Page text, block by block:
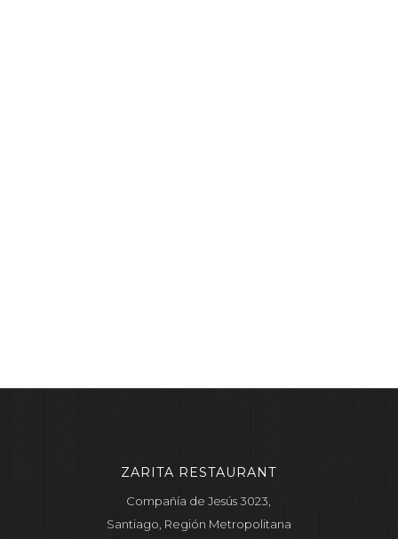
ZARITA RESTAURANT
Compañía de Jesús 3023,
Santiago, Región Metropolitana